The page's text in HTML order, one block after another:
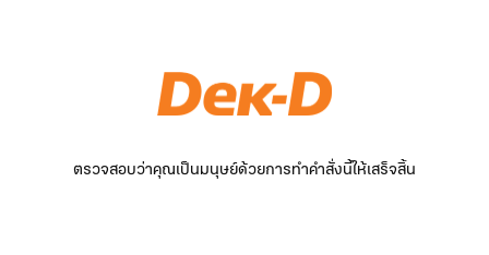
ตรวจสอบว่าคุณเป็นมนุษย์ด้วยการทำคำสั่งนี้ให้เสร็จสิ้น